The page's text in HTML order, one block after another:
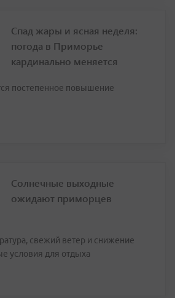
Спад жары и ясная неделя:
погода в Приморье
кардинально меняется
постепенное повышение
Солнечные выходные
ожидают приморцев
свежий ветер и снижение
условия для отдыха